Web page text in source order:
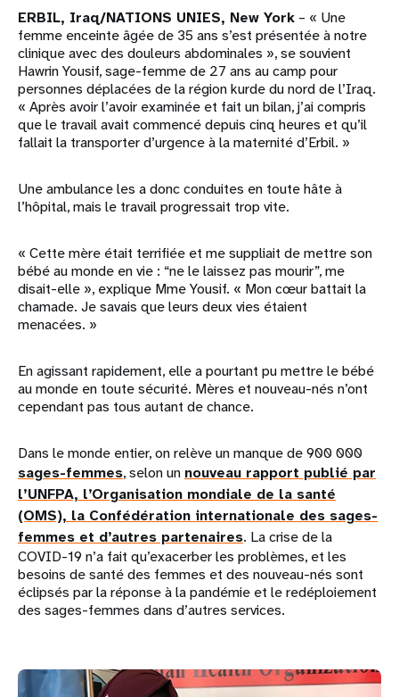
ERBIL, Iraq/NATIONS UNIES, New York – « Une
femme enceinte âgée de 35 ans s’est présentée à notre
clinique avec des douleurs abdominales », se souvient
Hawrin Yousif, sage-femme de 27 ans au camp pour
personnes déplacées de la région kurde du nord de l’Iraq.
« Après avoir l’avoir examinée et fait un bilan, j’ai compris
que le travail avait commencé depuis cinq heures et qu’il
fallait la transporter d’urgence à la maternité d’Erbil. »
Une ambulance les a donc conduites en toute hâte à
l’hôpital, mais le travail progressait trop vite.
« Cette mère était terrifiée et me suppliait de mettre son
bébé au monde en vie : “ne le laissez pas mourir”, me
disait-elle », explique Mme Yousif. « Mon cœur battait la
chamade. Je savais que leurs deux vies étaient
menacées. »
En agissant rapidement, elle a pourtant pu mettre le bébé
au monde en toute sécurité. Mères et nouveau-nés n’ont
cependant pas tous autant de chance.
Dans le monde entier, on relève un manque de 900 000
sages-femmes, selon un nouveau rapport publié par
l’UNFPA, l’Organisation mondiale de la santé
(OMS), la Confédération internationale des sages-
femmes et d’autres partenaires. La crise de la
COVID-19 n’a fait qu’exacerber les problèmes, et les
besoins de santé des femmes et des nouveau-nés sont
éclipsés par la réponse à la pandémie et le redéploiement
des sages-femmes dans d’autres services.